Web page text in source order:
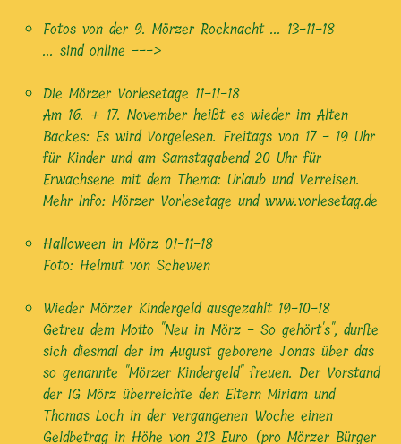
Fotos von der 9. Mörzer Rocknacht ... 13-11-18
... sind online --->
Die Mörzer Vorlesetage 11-11-18
Am 16. + 17. November heißt es wieder im Alten
Backes: Es wird Vorgelesen. Freitags von 17 - 19 Uhr
für Kinder und am Samstagabend 20 Uhr für
Erwachsene mit dem Thema: Urlaub und Verreisen.
Mehr Info: Mörzer Vorlesetage und www.vorlesetag.de
Halloween in Mörz 01-11-18
Foto: Helmut von Schewen
Wieder Mörzer Kindergeld ausgezahlt 19-10-18
Getreu dem Motto "Neu in Mörz - So gehört's", durfte
sich diesmal der im August geborene Jonas über das
so genannte "Mörzer Kindergeld" freuen. Der Vorstand
der IG Mörz überreichte den Eltern Miriam und
Thomas Loch in der vergangenen Woche einen
Geldbetrag in Höhe von 213 Euro (pro Mörzer Bürger